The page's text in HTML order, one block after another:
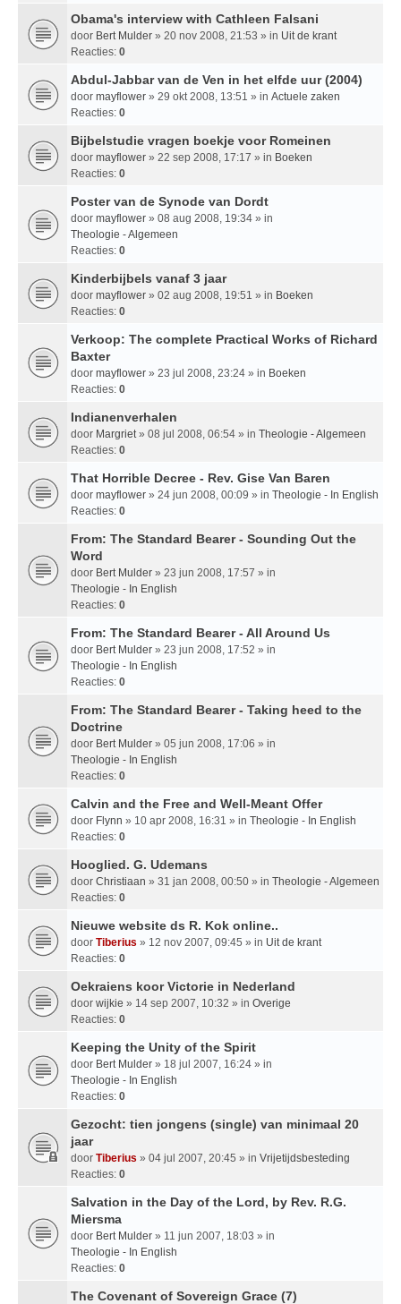
Obama's interview with Cathleen Falsani
door Bert Mulder » 20 nov 2008, 21:53 » in Uit de krant
Reacties: 0
Abdul-Jabbar van de Ven in het elfde uur (2004)
door mayflower » 29 okt 2008, 13:51 » in Actuele zaken
Reacties: 0
Bijbelstudie vragen boekje voor Romeinen
door mayflower » 22 sep 2008, 17:17 » in Boeken
Reacties: 0
Poster van de Synode van Dordt
door mayflower » 08 aug 2008, 19:34 » in
Theologie - Algemeen
Reacties: 0
Kinderbijbels vanaf 3 jaar
door mayflower » 02 aug 2008, 19:51 » in Boeken
Reacties: 0
Verkoop: The complete Practical Works of Richard
Baxter
door mayflower » 23 jul 2008, 23:24 » in Boeken
Reacties: 0
Indianenverhalen
door Margriet » 08 jul 2008, 06:54 » in Theologie - Algemeen
Reacties: 0
That Horrible Decree - Rev. Gise Van Baren
door mayflower » 24 jun 2008, 00:09 » in Theologie - In English
Reacties: 0
From: The Standard Bearer - Sounding Out the
Word
door Bert Mulder » 23 jun 2008, 17:57 » in
Theologie - In English
Reacties: 0
From: The Standard Bearer - All Around Us
door Bert Mulder » 23 jun 2008, 17:52 » in
Theologie - In English
Reacties: 0
From: The Standard Bearer - Taking heed to the
Doctrine
door Bert Mulder » 05 jun 2008, 17:06 » in
Theologie - In English
Reacties: 0
Calvin and the Free and Well-Meant Offer
door Flynn » 10 apr 2008, 16:31 » in Theologie - In English
Reacties: 0
Hooglied. G. Udemans
door Christiaan » 31 jan 2008, 00:50 » in Theologie - Algemeen
Reacties: 0
Nieuwe website ds R. Kok online..
door Tiberius » 12 nov 2007, 09:45 » in Uit de krant
Reacties: 0
Oekraiens koor Victorie in Nederland
door wijkie » 14 sep 2007, 10:32 » in Overige
Reacties: 0
Keeping the Unity of the Spirit
door Bert Mulder » 18 jul 2007, 16:24 » in
Theologie - In English
Reacties: 0
Gezocht: tien jongens (single) van minimaal 20
jaar
door Tiberius » 04 jul 2007, 20:45 » in Vrijetijdsbesteding
Reacties: 0
Salvation in the Day of the Lord, by Rev. R.G.
Miersma
door Bert Mulder » 11 jun 2007, 18:03 » in
Theologie - In English
Reacties: 0
The Covenant of Sovereign Grace (7)